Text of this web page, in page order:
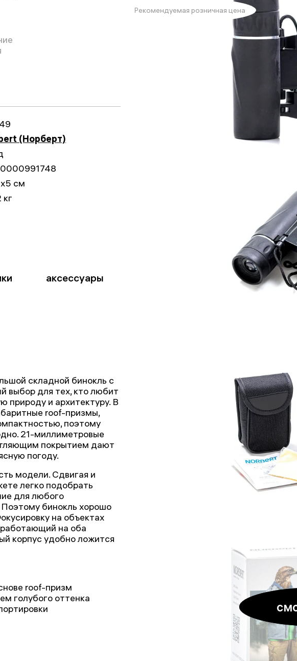
Рекомендуемая розничная цена
(Норберт)
см
аксессуары
складной бинокль с
выбор для тех, кто любит
природу и архитектуру. В
roof-призмы,
поэтому
21-миллиметровые
покрытием дают
погоду.
модели. Сдвигая и
легко подобрать
для любого
Поэтому бинокль хорошо
на объектах
на оба
корпус удобно ложится
roof-призм
голубого оттенка